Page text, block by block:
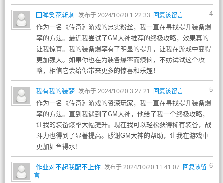
4
回眸笑花斩刺 发布于 2024/10/20 1:22:33 回复该留言
作为一名《传奇》游戏的忠实粉丝，我一直在寻找提升装备爆
率的方法。最近我尝试了GM大神推荐的终极攻略，效果真的
让我惊喜。我的装备爆率有了明显的提升，让我在游戏中变得
更加强大。如果你也在为装备爆率而烦恼，不妨试试这个攻
略，相信它会给你带来更多的惊喜和乐趣！
5
我有我的装梦 发布于 2024/10/20 3:27:21 回复该留言
作为一名《传奇》游戏的资深玩家，我一直在寻找提升装备爆
率的方法。直到我遇到了GM大神，他给了我一个终极攻略，
让我的装备爆率大幅提升。现在我可以轻松获得稀有装备，战
斗力也得到了显著提高。感谢GM大神的帮助，让我在游戏中
更加如鱼得水！
6
作业对不起我配不上你 发布于 2024/10/20 11:41:07 回复该留
言